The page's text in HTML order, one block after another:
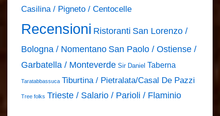
Casilina / Pigneto / Centocelle
Recensioni Ristoranti San Lorenzo /
Bologna / Nomentano San Paolo / Ostiense /
Garbatella / Monteverde Sir Daniel Taberna
Taratabbassuca Tiburtina / Pietralata/Casal De Pazzi
Tree folks Trieste / Salario / Parioli / Flaminio